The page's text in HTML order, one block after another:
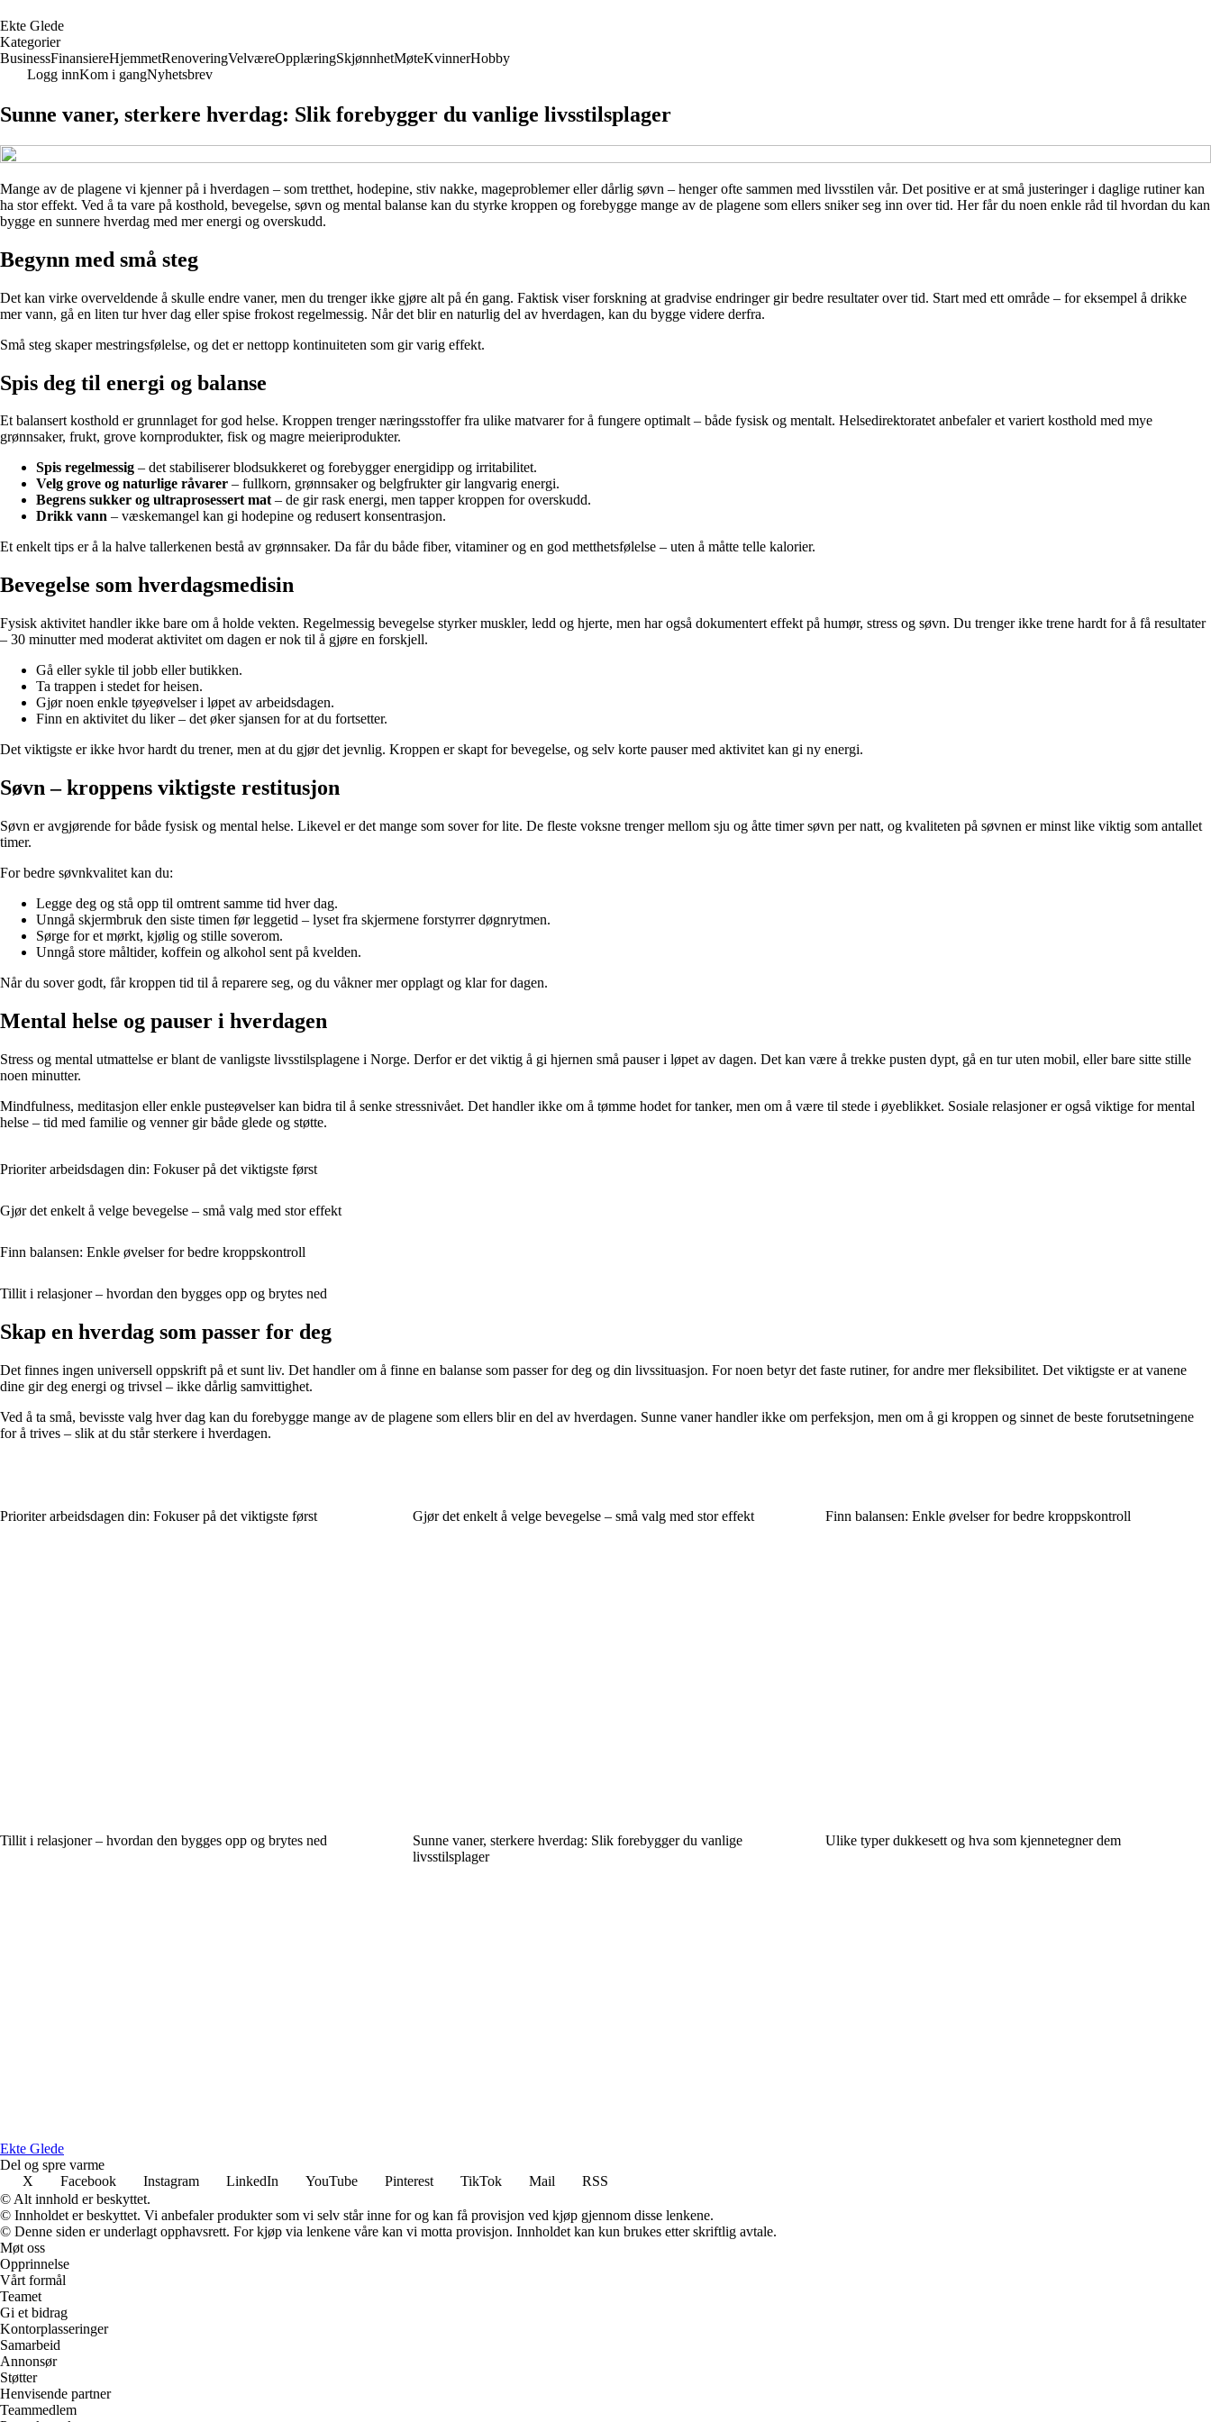
Ekte Glede
Kategorier
BusinessFinansiereHjemmetRenoveringVelværeOpplæringSkjønnhetMøteKvinnerHobby
Logg innKom i gangNyhetsbrev
Sunne vaner, sterkere hverdag: Slik forebygger du vanlige livsstilsplager
Mange av de plagene vi kjenner på i hverdagen – som tretthet, hodepine, stiv nakke, mageproblemer eller dårlig søvn – henger ofte sammen med livsstilen vår. Det positive er at små justeringer i daglige rutiner kan
ha stor effekt. Ved å ta vare på kosthold, bevegelse, søvn og mental balanse kan du styrke kroppen og forebygge mange av de plagene som ellers sniker seg inn over tid. Her får du noen enkle råd til hvordan du kan
bygge en sunnere hverdag med mer energi og overskudd.
Begynn med små steg
Det kan virke overveldende å skulle endre vaner, men du trenger ikke gjøre alt på én gang. Faktisk viser forskning at gradvise endringer gir bedre resultater over tid. Start med ett område – for eksempel å drikke
mer vann, gå en liten tur hver dag eller spise frokost regelmessig. Når det blir en naturlig del av hverdagen, kan du bygge videre derfra.
Små steg skaper mestringsfølelse, og det er nettopp kontinuiteten som gir varig effekt.
Spis deg til energi og balanse
Et balansert kosthold er grunnlaget for god helse. Kroppen trenger næringsstoffer fra ulike matvarer for å fungere optimalt – både fysisk og mentalt. Helsedirektoratet anbefaler et variert kosthold med mye
grønnsaker, frukt, grove kornprodukter, fisk og magre meieriprodukter.
Spis regelmessig – det stabiliserer blodsukkeret og forebygger energidipp og irritabilitet.
Velg grove og naturlige råvarer – fullkorn, grønnsaker og belgfrukter gir langvarig energi.
Begrens sukker og ultraprosessert mat– de gir rask energi, men tapper kroppen for overskudd.
Drikk vann – væskemangel kan gi hodepine og redusert konsentrasjon.
Et enkelt tips er å la halve tallerkenen bestå av grønnsaker. Da får du både fiber, vitaminer og en god metthetsfølelse – uten å måtte telle kalorier.
Bevegelse som hverdagsmedisin
Fysisk aktivitet handler ikke bare om å holde vekten. Regelmessig bevegelse styrker muskler, ledd og hjerte, men har også dokumentert effekt på humør, stress og søvn. Du trenger ikke trene hardt for å få resultater
– 30 minutter med moderat aktivitet om dagen er nok til å gjøre en forskjell.
Gå eller sykle til jobb eller butikken.
Ta trappen i stedet for heisen.
Gjør noen enkle tøyeøvelser i løpet av arbeidsdagen.
Finn en aktivitet du liker – det øker sjansen for at du fortsetter.
Det viktigste er ikke hvor hardt du trener, men at du gjør det jevnlig. Kroppen er skapt for bevegelse, og selv korte pauser med aktivitet kan gi ny energi.
Søvn – kroppens viktigste restitusjon
Søvn er avgjørende for både fysisk og mental helse. Likevel er det mange som sover for lite. De fleste voksne trenger mellom sju og åtte timer søvn per natt, og kvaliteten på søvnen er minst like viktig som antallet
timer.
For bedre søvnkvalitet kan du:
Legge deg og stå opp til omtrent samme tid hver dag.
Unngå skjermbruk den siste timen før leggetid – lyset fra skjermene forstyrrer døgnrytmen.
Sørge for et mørkt, kjølig og stille soverom.
Unngå store måltider, koffein og alkohol sent på kvelden.
Når du sover godt, får kroppen tid til å reparere seg, og du våkner mer opplagt og klar for dagen.
Mental helse og pauser i hverdagen
Stress og mental utmattelse er blant de vanligste livsstilsplagene i Norge. Derfor er det viktig å gi hjernen små pauser i løpet av dagen. Det kan være å trekke pusten dypt, gå en tur uten mobil, eller bare sitte stille
noen minutter.
Mindfulness, meditasjon eller enkle pusteøvelser kan bidra til å senke stressnivået. Det handler ikke om å tømme hodet for tanker, men om å være til stede i øyeblikket. Sosiale relasjoner er også viktige for mental
helse – tid med familie og venner gir både glede og støtte.
Prioriter arbeidsdagen din: Fokuser på det viktigste først
Gjør det enkelt å velge bevegelse – små valg med stor effekt
Finn balansen: Enkle øvelser for bedre kroppskontroll
Tillit i relasjoner – hvordan den bygges opp og brytes ned
Skap en hverdag som passer for deg
Det finnes ingen universell oppskrift på et sunt liv. Det handler om å finne en balanse som passer for deg og din livssituasjon. For noen betyr det faste rutiner, for andre mer fleksibilitet. Det viktigste er at vanene
dine gir deg energi og trivsel – ikke dårlig samvittighet.
Ved å ta små, bevisste valg hver dag kan du forebygge mange av de plagene som ellers blir en del av hverdagen. Sunne vaner handler ikke om perfeksjon, men om å gi kroppen og sinnet de beste forutsetningene
for å trives – slik at du står sterkere i hverdagen.
Prioriter arbeidsdagen din: Fokuser på det viktigste først Gjør det enkelt å velge bevegelse – små valg med stor effekt Finn balansen: Enkle øvelser for bedre kroppskontroll
Tillit i relasjoner – hvordan den bygges opp og brytes ned
Sunne vaner, sterkere hverdag: Slik forebygger du vanlige
livsstilsplager
Ulike typer dukkesett og hva som kjennetegner dem
Ekte Glede
Del og spre varme
X
Facebook Instagram LinkedIn YouTube Pinterest TikTok Mail
RSS
© Alt innhold er beskyttet.
© Innholdet er beskyttet. Vi anbefaler produkter som vi selv står inne for og kan få provisjon ved kjøp gjennom disse lenkene.
© Denne siden er underlagt opphavsrett. For kjøp via lenkene våre kan vi motta provisjon. Innholdet kan kun brukes etter skriftlig avtale.
Møt oss
Opprinnelse
Vårt formål
Teamet
Gi et bidrag
Kontorplasseringer
Samarbeid
Annonsør
Støtter
Henvisende partner
Teammedlem